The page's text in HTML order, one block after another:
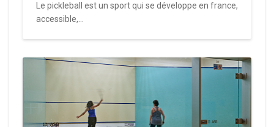
Le pickleball est un sport qui se développe en france,
accessible,...